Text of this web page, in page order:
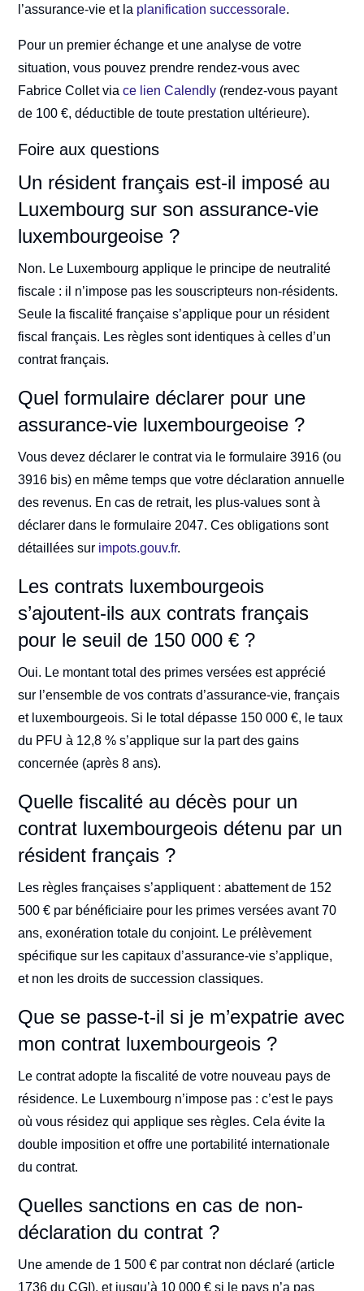
l’assurance-vie et la planification successorale.
Pour un premier échange et une analyse de votre
situation, vous pouvez prendre rendez-vous avec
Fabrice Collet viace lien Calendly (rendez-vous payant
de 100 €, déductible de toute prestation ultérieure).
Foire aux questions
Un résident français est-il imposé au
Luxembourg sur son assurance-vie
luxembourgeoise ?
Non. Le Luxembourg applique le principe de neutralité
fiscale : il n’impose pas les souscripteurs non-résidents.
Seule la fiscalité française s’applique pour un résident
fiscal français. Les règles sont identiques à celles d’un
contrat français.
Quel formulaire déclarer pour une
assurance-vie luxembourgeoise ?
Vous devez déclarer le contrat via le formulaire 3916 (ou
3916 bis) en même temps que votre déclaration annuelle
des revenus. En cas de retrait, les plus-values sont à
déclarer dans le formulaire 2047. Ces obligations sont
détaillées sur impots.gouv.fr.
Les contrats luxembourgeois
s’ajoutent-ils aux contrats français
pour le seuil de 150 000 € ?
Oui. Le montant total des primes versées est apprécié
sur l’ensemble de vos contrats d’assurance-vie, français
et luxembourgeois. Si le total dépasse 150 000 €, le taux
du PFU à 12,8 % s’applique sur la part des gains
concernée (après 8 ans).
Quelle fiscalité au décès pour un
contrat luxembourgeois détenu par un
résident français ?
Les règles françaises s’appliquent : abattement de 152
500 € par bénéficiaire pour les primes versées avant 70
ans, exonération totale du conjoint. Le prélèvement
spécifique sur les capitaux d’assurance-vie s’applique,
et non les droits de succession classiques.
Que se passe-t-il si je m’expatrie avec
mon contrat luxembourgeois ?
Le contrat adopte la fiscalité de votre nouveau pays de
résidence. Le Luxembourg n’impose pas : c’est le pays
où vous résidez qui applique ses règles. Cela évite la
double imposition et offre une portabilité internationale
du contrat.
Quelles sanctions en cas de non-
déclaration du contrat ?
Une amende de 1 500 € par contrat non déclaré (article
1736 du CGI), et jusqu’à 10 000 € si le pays n’a pas